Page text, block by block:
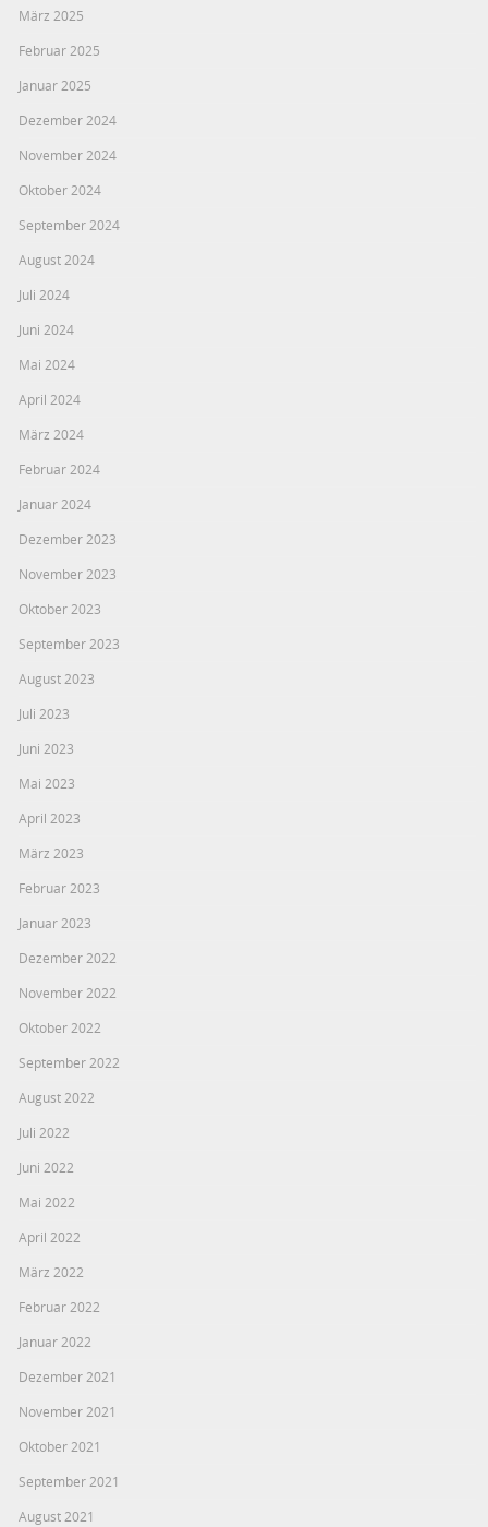
März 2025
Februar 2025
Januar 2025
Dezember 2024
November 2024
Oktober 2024
September 2024
August 2024
Juli 2024
Juni 2024
Mai 2024
April 2024
März 2024
Februar 2024
Januar 2024
Dezember 2023
November 2023
Oktober 2023
September 2023
August 2023
Juli 2023
Juni 2023
Mai 2023
April 2023
März 2023
Februar 2023
Januar 2023
Dezember 2022
November 2022
Oktober 2022
September 2022
August 2022
Juli 2022
Juni 2022
Mai 2022
April 2022
März 2022
Februar 2022
Januar 2022
Dezember 2021
November 2021
Oktober 2021
September 2021
August 2021